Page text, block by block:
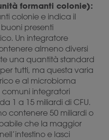
formanti colonie):
colonie e indica il
presenti
Un integratore
almeno diversi
una quantità standard
tutti, ma questa varia
e al microbioma
comuni integratori
1 a 15 miliardi di CFU.
contenere 50 miliardi o
che la maggior
e lasci